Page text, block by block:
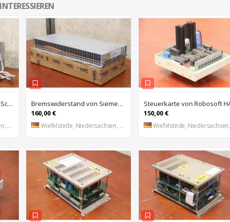
Steuergerät Promodul von Schleicher Ilsemann – KEG 24-30 KCD 1
Bremswiderstand von Siemens – 6SL3100-1BE21-3AA0
160,00 €
Wiefelstede, Niedersachsen, DE
150,00 €
Wiefelstede, Niedersachsen, DE